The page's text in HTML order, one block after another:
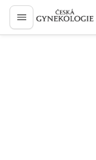
proLékaře.cz